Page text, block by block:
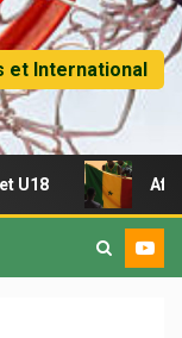
et International
Afrobasket